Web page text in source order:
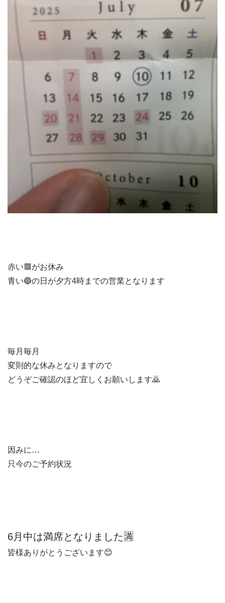
赤い🟥がお休み
青い🔵の日が夕方4時までの営業となります
毎月毎月
変則的な休みとなりますので
どうぞご確認のほど宜しくお願いします🙇
因みに…
只今のご予約状況
6月中は満席となりました🈵
皆様ありがとうございます😊